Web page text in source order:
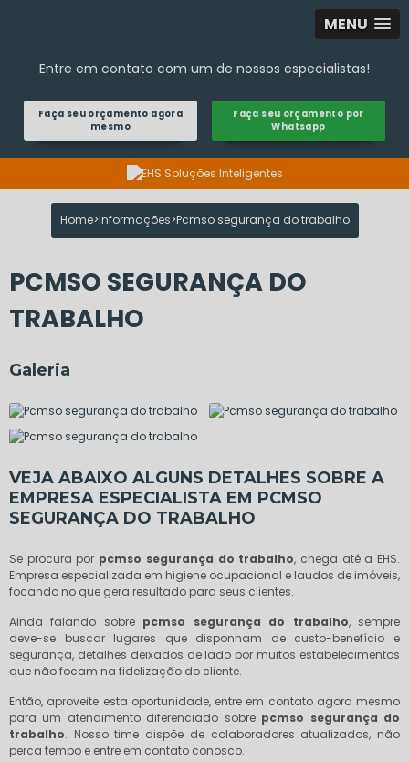
MENU
Entre em contato com um de nossos especialistas!
Faça seu orçamento agora
mesmo
Faça seu orçamento por
Whatsapp
Home Informações Pcmso segurança do trabalho
PCMSO SEGURANÇA DO
TRABALHO
Galeria
VEJA ABAIXO ALGUNS DETALHES SOBRE A
EMPRESA ESPECIALISTA EM PCMSO
SEGURANÇA DO TRABALHO
Se procura por pcmso segurança do trabalho, chega até a EHS.
Empresa especializada em higiene ocupacional e laudos de imóveis,
focando no que gera resultado para seus clientes.
Ainda falando sobre pcmso segurança do trabalho, sempre
deve-se buscar lugares que disponham de custo-benefício e
segurança, detalhes deixados de lado por muitos estabelecimentos
que não focam na fidelização do cliente.
Então, aproveite esta oportunidade, entre em contato agora mesmo
para um atendimento diferenciado sobre pcmso segurança do
trabalho. Nosso time dispõe de colaboradores atualizados, não
perca tempo e entre em contato conosco.